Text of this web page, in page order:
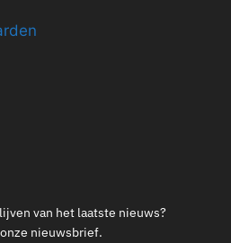
van het laatste nieuws?
nieuwsbrief.